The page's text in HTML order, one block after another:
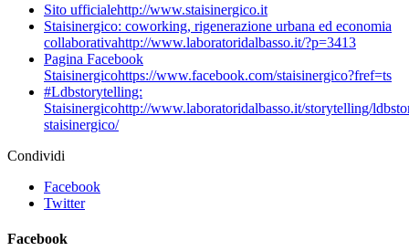
Sito ufficialehttp://www.staisinergico.it
Staisinergico: coworking, rigenerazione urbana ed economia
collaborativahttp://www.laboratoridalbasso.it/?p=3413
Pagina Facebook
Staisinergicohttps://www.facebook.com/staisinergico?fref=ts
#Ldbstorytelling:
Staisinergicohttp://www.laboratoridalbasso.it/storytelling/
staisinergico/
Condividi
Facebook
Twitter
Facebook